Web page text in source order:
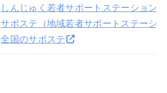
しんじゅく若者サポートステーション
サポステ（地域若者サポートステーシ
全国のサポステ